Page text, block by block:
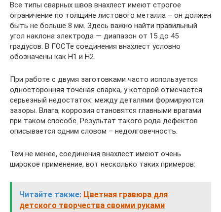
Все типы сварных швов внахлест имеют строгое
ограничение по толщине листового металла – он должен
быть не больше 8 мм. Здесь важно найти правильный
угол наклона электрода — диапазон от 15 до 45
градусов. В ГОСТе соединения внахлест условно
обозначены как H1 и H2.
При работе с двумя заготовками часто используется
односторонняя точеная сварка, у которой отмечается
серьезный недостаток: между деталями формируются
зазоры. Влага, коррозия становятся главными врагами
при таком способе. Результат такого рода дефектов
описывается одним словом – недолговечность.
Тем не менее, соединения внахлест имеют очень
широкое применение, вот несколько таких примеров:
Читайте также: Цветная гравюра для
детского творчества своими руками